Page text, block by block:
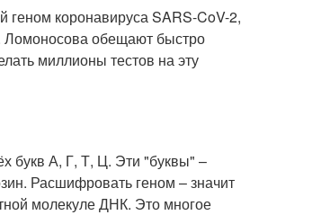
коронавируса SARS-CoV-2,
обещают быстро
миллионы тестов на эту
букв А, Г, Т, Ц. Эти "буквы" –
Расшифровать геном – значит
молекуле ДНК. Это многое